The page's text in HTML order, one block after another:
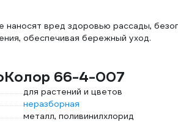
наносят вред здоровью рассады,
обеспечивая бережный уход.
66-4-007
для растений и цветов
неразборная
металл, поливинилхлорид